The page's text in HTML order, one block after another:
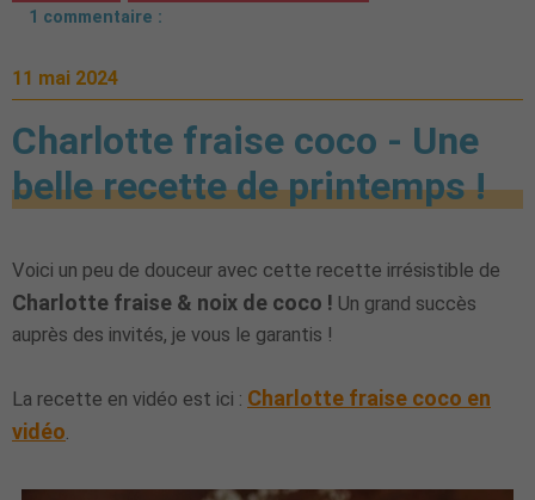
1 commentaire :
11 mai 2024
Charlotte fraise coco - Une
belle recette de printemps !
Voici un peu de douceur avec cette recette irrésistible de
Charlotte fraise & noix de coco ! Un grand succès
auprès des invités, je vous le garantis !
La recette en vidéo est ici : Charlotte fraise coco en
vidéo